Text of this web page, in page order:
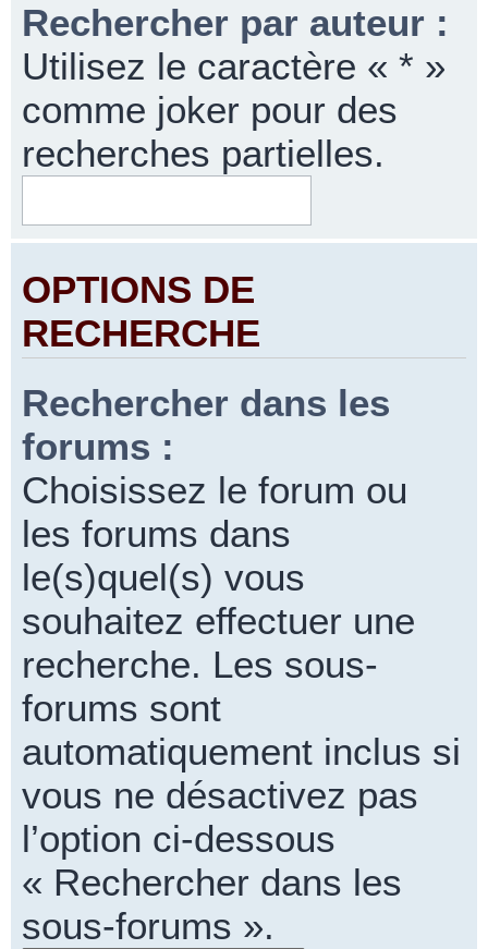
Rechercher par auteur :
Utilisez le caractère « * »
comme joker pour des
recherches partielles.
OPTIONS DE
RECHERCHE
Rechercher dans les
forums :
Choisissez le forum ou
les forums dans
le(s)quel(s) vous
souhaitez effectuer une
recherche. Les sous-
forums sont
automatiquement inclus si
vous ne désactivez pas
l’option ci-dessous
« Rechercher dans les
sous-forums ».